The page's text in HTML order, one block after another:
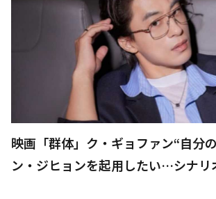
映画「群体」ク・ギョファン“自分
ン・ジヒョンを起用したい…シナリ